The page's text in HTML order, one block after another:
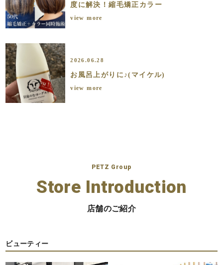
度に解決！縮毛矯正カラー
view more
2026.06.28
お風呂上がりに♪(マイケル)
view more
PETZ Group
Store Introduction
店舗のご紹介
ビューティー